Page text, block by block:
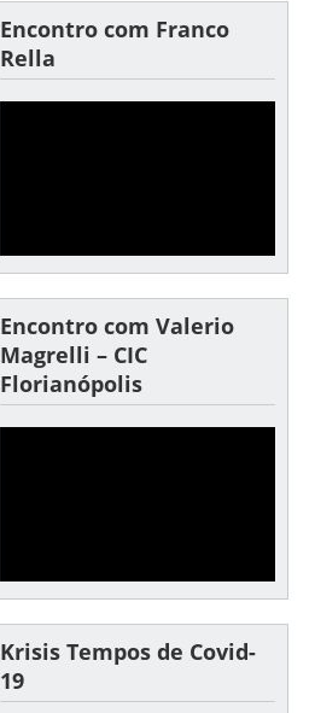
Encontro com Franco
Rella
Encontro com Valerio
Magrelli – CIC
Florianópolis
Krisis Tempos de Covid-
19